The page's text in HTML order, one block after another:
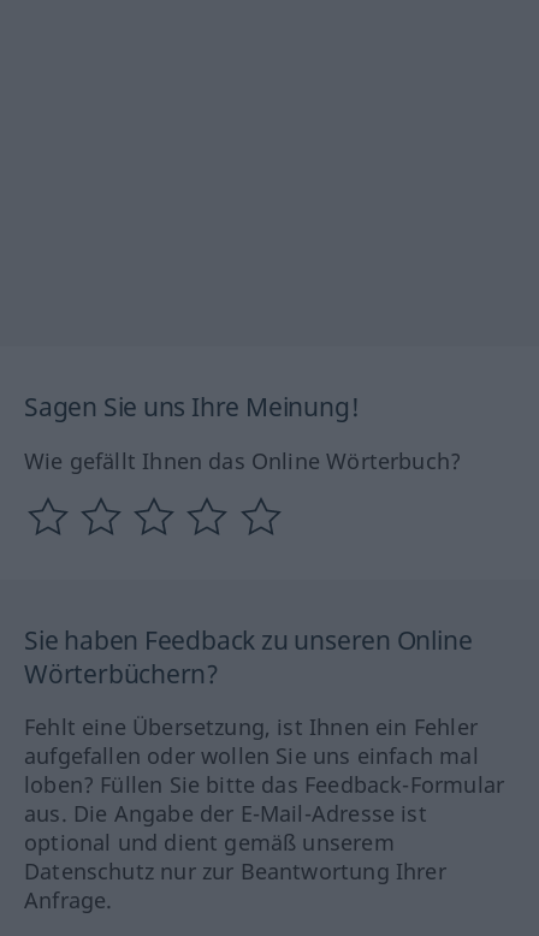
Sagen Sie uns Ihre Meinung!
Wie gefällt Ihnen das Online Wörterbuch?
Sie haben Feedback zu unseren Online
Wörterbüchern?
Fehlt eine Übersetzung, ist Ihnen ein Fehler
aufgefallen oder wollen Sie uns einfach mal
loben? Füllen Sie bitte das Feedback-Formular
aus. Die Angabe der E-Mail-Adresse ist
optional und dient gemäß unserem
Datenschutz nur zur Beantwortung Ihrer
Anfrage.